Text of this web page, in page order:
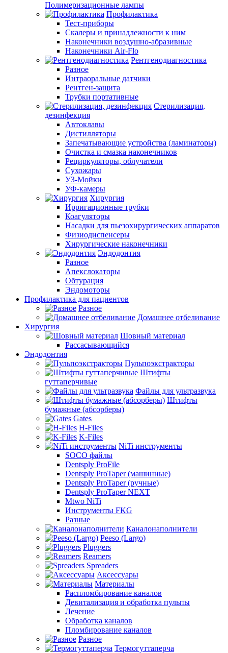
Полимеризационные лампы
Профилактика
Тест-приборы
Скалеры и принадлежности к ним
Наконечники воздушно-абразивные
Наконечники Air-Flo
Рентгенодиагностика
Разное
Интраоральные датчики
Рентген-защита
Трубки портативные
Стерилизация,
дезинфекция
Автоклавы
Дистилляторы
Запечатывающие устройства (ламинаторы)
Очистка и смазка наконечников
Рециркуляторы, облучатели
Сухожары
УЗ-Мойки
УФ-камеры
Хирургия
Ирригационные трубки
Коагуляторы
Насадки для пьезохирургических аппаратов
Физиодиспенсеры
Хирургические наконечники
Эндодонтия
Разное
Апекслокаторы
Обтурация
Эндомоторы
Профилактика для пациентов
Разное
Домашнее отбеливание
Хирургия
Шовный материал
Рассасывающийся
Эндодонтия
Пульпоэкстракторы
Штифты
гуттаперчивые
Файлы для ультразвука
Штифты
бумажные (абсорберы)
Gates
H-Files
K-Files
NiTi инструменты
SOCO файлы
Dentsply ProFile
Dentsply ProTaper (машинные)
Dentsply ProTaper (ручные)
Dentsply ProTaper NEXT
Mtwo NiTi
Инструменты FKG
Разные
Каналонаполнители
Peeso (Largo)
Pluggers
Reamers
Spreaders
Аксессуары
Материалы
Распломбирование каналов
Девитализация и обработка пульпы
Лечение
Обработка каналов
Пломбирование каналов
Разное
Термогуттаперча